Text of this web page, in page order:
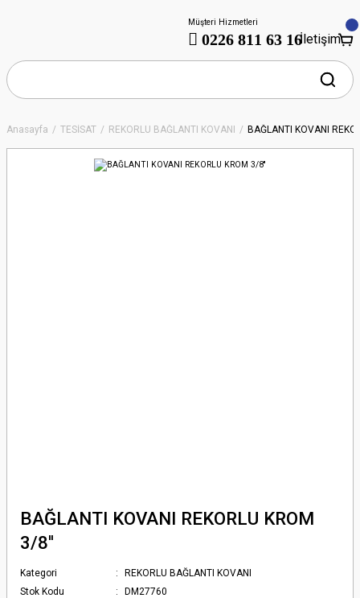
Müşteri Hizmetleri
0226 811 63 16İletişim
Anasayfa TESİSAT REKORLU BAĞLANTI KOVANI BAĞLANTI KOVANI
BAĞLANTI KOVANI REKORLU KROM
3/8''
Kategori
REKORLU BAĞLANTI KOVANI
Stok Kodu
DM27760